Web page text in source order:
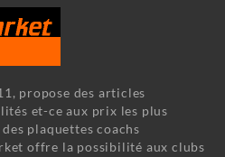
propose des articles
et-ce aux prix les plus
plaquettes coachs
offre la possibilité aux clubs